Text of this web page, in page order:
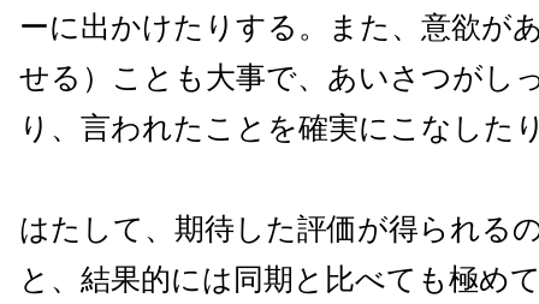
ーに出かけたりする。また、意欲が
せる）ことも大事で、あいさつがし
り、言われたことを確実にこなした
はたして、期待した評価が得られる
と、結果的には同期と比べても極め